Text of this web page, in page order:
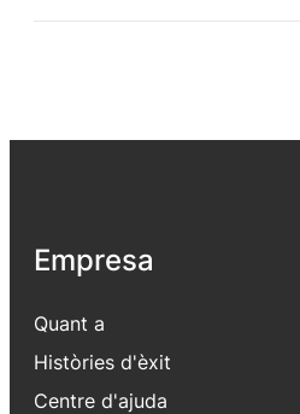
Empresa
Quant a
Històries d'èxit
Centre d'ajuda